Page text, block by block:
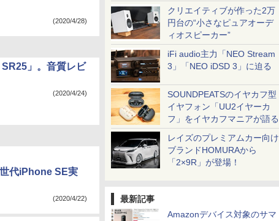
クリエイティブが作った2万
円台の“小さなピュアオーデ
ィオスピーカー”
iFi audio主力「NEO Stream
3」「NEO iDSD 3」に迫る
SOUNDPEATSのイヤカフ型
イヤフォン「UU2イヤーカ
フ」をイヤカフマニアが語る
レイズのプレミアムカー向け
ブランドHOMURAから
「2×9R」が登場！
最新記事
Amazonデバイス対象のサマ
(2020/4/28)
」。音質レビ
(2020/4/24)
代iPhone SE実
(2020/4/22)